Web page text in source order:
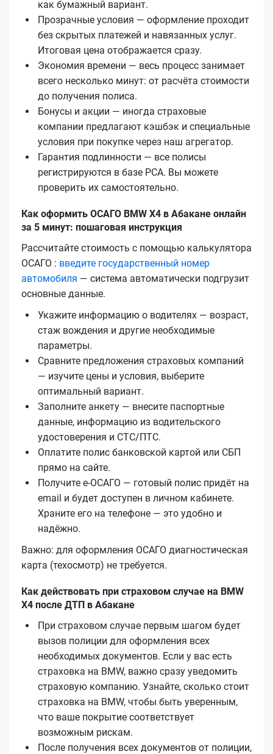
как бумажный вариант.
Прозрачные условия — оформление проходит
без скрытых платежей и навязанных услуг.
Итоговая цена отображается сразу.
Экономия времени — весь процесс занимает
всего несколько минут: от расчёта стоимости
до получения полиса.
Бонусы и акции — иногда страховые
компании предлагают кэшбэк и специальные
условия при покупке через наш агрегатор.
Гарантия подлинности — все полисы
регистрируются в базе РСА. Вы можете
проверить их самостоятельно.
Как оформить ОСАГО BMW X4 в Абакане онлайн
за 5 минут: пошаговая инструкция
Рассчитайте стоимость с помощью калькулятора
ОСАГО : введите государственный номер
автомобиля — система автоматически подгрузит
основные данные.
Укажите информацию о водителях — возраст,
стаж вождения и другие необходимые
параметры.
Сравните предложения страховых компаний
— изучите цены и условия, выберите
оптимальный вариант.
Заполните анкету — внесите паспортные
данные, информацию из водительского
удостоверения и СТС/ПТС.
Оплатите полис банковской картой или СБП
прямо на сайте.
Получите е‑ОСАГО — готовый полис придёт на
email и будет доступен в личном кабинете.
Храните его на телефоне — это удобно и
надёжно.
Важно: для оформления ОСАГО диагностическая
карта (техосмотр) не требуется.
Как действовать при страховом случае на BMW
X4 после ДТП в Абакане
При страховом случае первым шагом будет
вызов полиции для оформления всех
необходимых документов. Если у вас есть
страховка на BMW, важно сразу уведомить
страховую компанию. Узнайте, сколько стоит
страховка на BMW, чтобы быть уверенным,
что ваше покрытие соответствует
возможным рискам.
После получения всех документов от полиции,